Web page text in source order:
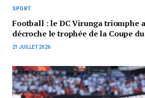
SPORT
Football : le DC Virunga triomphe
décroche le trophée de la Coupe
21 JUILLET 2026